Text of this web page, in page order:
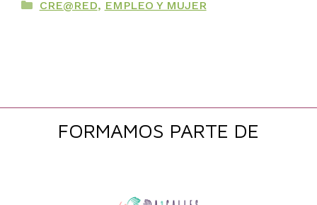
Categorías
CRE@RED, EMPLEO Y MUJER
FORMAMOS PARTE DE